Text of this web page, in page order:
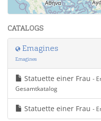
Leaflet| Maps and
CATALOGS
Emagines
Emagines
Statuette einer Frau -
Gesamtkatalog
Statuette einer Frau -